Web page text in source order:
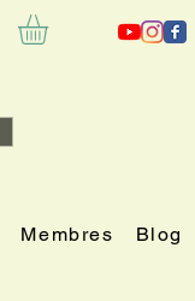
Membres Blog